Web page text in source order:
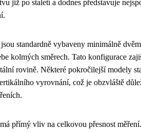
již po staletí a dodnes představuje
standardně vybaveny minimálně
kolmých směrech. Tato konfigurace
rovině. Některé pokročilejší modely
vyrovnání, což je obzvláště
přímý vliv na celkovou přesnost